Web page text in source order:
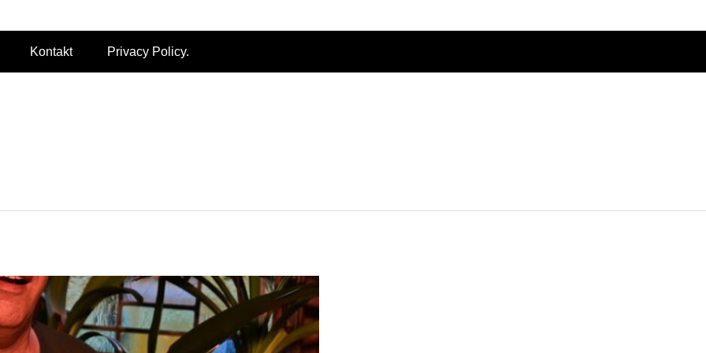
Kontakt Privacy Policy.